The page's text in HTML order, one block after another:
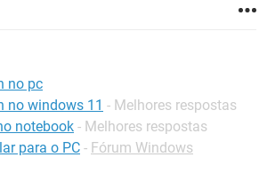
no pc
no windows 11 - Melhores respostas
notebook - Melhores respostas
para o PC - Fórum Windows